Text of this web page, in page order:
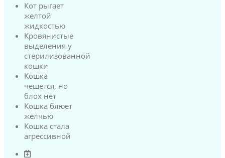
Кот рыгает
желтой
жидкостью
Кровянистые
выделения у
стерилизованной
кошки
Кошка
чешется, но
блох нет
Кошка блюет
желчью
Кошка стала
агрессивной